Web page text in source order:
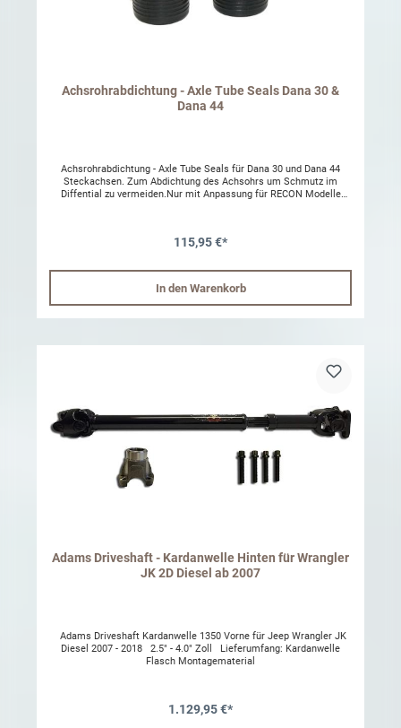
Achsrohrabdichtung - Axle Tube Seals Dana 30 &
Dana 44
Achsrohrabdichtung - Axle Tube Seals für Dana 30 und Dana 44
Steckachsen. Zum Abdichtung des Achsohrs um Schmutz im
Diffential zu vermeiden.Nur mit Anpassung für RECON Modelle
115,95 €*
In den Warenkorb
Adams Driveshaft - Kardanwelle Hinten für Wrangler
JK 2D Diesel ab 2007
Adams Driveshaft Kardanwelle 1350 Vorne für Jeep Wrangler JK
Diesel 2007 - 2018 2.5" - 4.0" Zoll Lieferumfang: Kardanwelle
Flasch Montagematerial
1.129,95 €*